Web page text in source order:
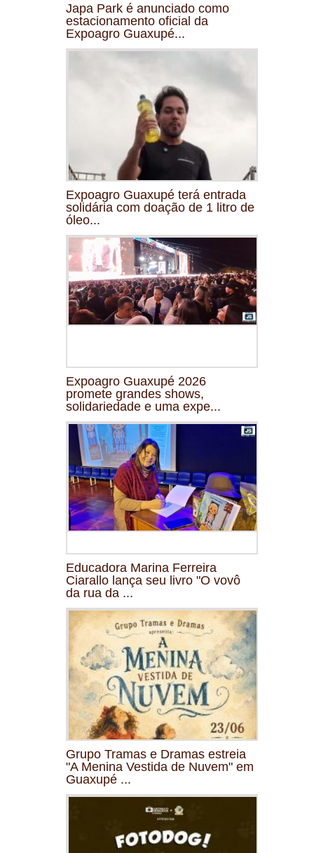
Japa Park é anunciado como
estacionamento oficial da
Expoagro Guaxupé...
Expoagro Guaxupé terá entrada
solidária com doação de 1 litro de
óleo...
Expoagro Guaxupé 2026
promete grandes shows,
solidariedade e uma expe...
Educadora Marina Ferreira
Ciarallo lança seu livro "O vovô
da rua da ...
Grupo Tramas e Dramas estreia
"A Menina Vestida de Nuvem" em
Guaxupé ...